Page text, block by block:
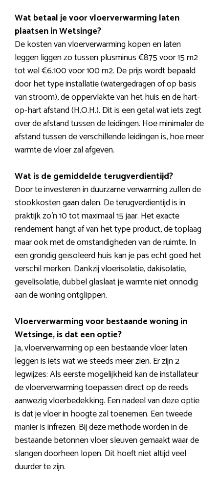
Wat betaal je voor vloerverwarming laten
plaatsen in Wetsinge?
De kosten van vloerverwarming kopen en laten
leggen liggen zo tussen plusminus €875 voor 15 m2
tot wel €6.100 voor 100 m2. De prijs wordt bepaald
door het type installatie (watergedragen of op basis
van stroom), de oppervlakte van het huis en de hart-
op-hart afstand (H.O.H.). Dit is een getal wat iets zegt
over de afstand tussen de leidingen. Hoe minimaler de
afstand tussen de verschillende leidingen is, hoe meer
warmte de vloer zal afgeven.
Wat is de gemiddelde terugverdientijd?
Door te investeren in duurzame verwarming zullen de
stookkosten gaan dalen. De terugverdientijd is in
praktijk zo’n 10 tot maximaal 15 jaar. Het exacte
rendement hangt af van het type product, de toplaag
maar ook met de omstandigheden van de ruimte. In
een grondig geïsoleerd huis kan je pas echt goed het
verschil merken. Dankzij vloerisolatie, dakisolatie,
gevelisolatie, dubbel glaslaat je warmte niet onnodig
aan de woning ontglippen.
Vloerverwarming voor bestaande woning in
Wetsinge, is dat een optie?
Ja, vloerverwarming op een bestaande vloer laten
leggen is iets wat we steeds meer zien. Er zijn 2
legwijzes: Als eerste mogelijkheid kan de installateur
de vloerverwarming toepassen direct op de reeds
aanwezig vloerbedekking. Een nadeel van deze optie
is dat je vloer in hoogte zal toenemen. Een tweede
manier is infrezen. Bij deze methode worden in de
bestaande betonnen vloer sleuven gemaakt waar de
slangen doorheen lopen. Dit hoeft niet altijd veel
duurder te zijn.